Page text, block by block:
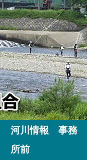
河川情報 事務
所前